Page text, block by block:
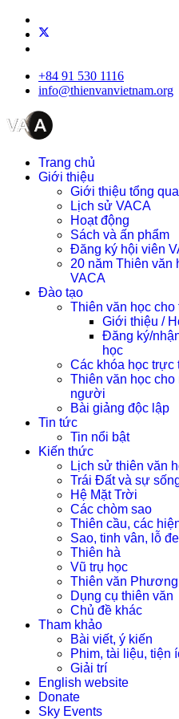
+84 91 530 1116
info@thienvanvietnam.org
Trang chủ
Giới thiệu
Giới thiệu tổng
Lịch sử VACA
Hoạt động
Sách và ấn phẩm
Đăng ký hội viên
20 năm Thiên văn
VACA
Đào tạo
Thiên văn học cho
Giới thiệu /
Đăng ký/
học
Các khóa học trực
Thiên văn học cho
người
Bài giảng độc lập
Tin tức
Tin nổi bật
Kiến thức
Lịch sử thiên văn
Trái Đất và sự
Hệ Mặt Trời
Các chòm sao
Thiên cầu, các
Sao, tinh vân, lỗ
Thiên hà
Vũ trụ học
Thiên văn
Dụng cụ thiên văn
Chủ đề khác
Tham khảo
Bài viết, ý kiến
Phim, tài liệu, tiện
Giải trí
English website
Donate
Sky Events